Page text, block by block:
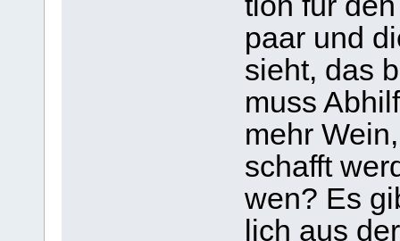
paar und
sieht, das
muss
mehr
schafft
wen? Es
lich aus